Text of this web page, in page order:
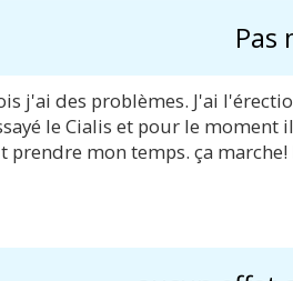
Pas
j'ai des problèmes. J'ai
le Cialis et pour le
prendre mon temps. ça